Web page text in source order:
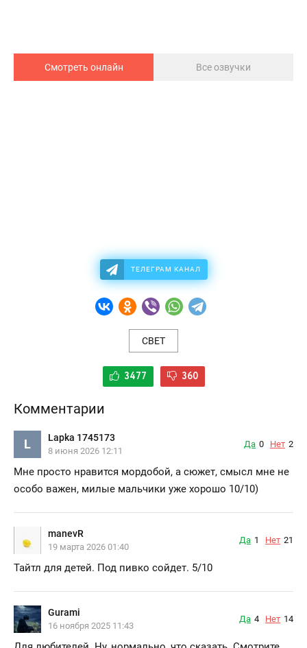
Смотреть онлайн Все озвучки
ТЕЛЕГРАМ КАНАЛ
СВЕТ
3477 360
Комментарии
L Lapka 1745173
8 июня 2026 12:11
Да 0 Нет 2
Мне просто нравится мордобой, а сюжет, смысл мне не
особо важен, милые мальчики уже хорошо 10/10)
manevR
19 марта 2026 01:40
Да 1 Нет 21
Тайтл для детей. Под пивко сойдет. 5/10
Gurami
16 ноября 2025 11:43
Да 4 Нет 14